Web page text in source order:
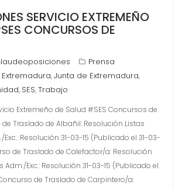
SERVICIO EXTREMEÑO
CONCURSOS DE
Prensa
Extremadura,Junta de Extremadura,
, SES,Trabajo
Extremeño de Salud #SES Concursos de
Traslado de Albañil: Resolución Listas
Resolución 31-03-15 (Publicado el 31-03-
de Traslado de Calefactor/a: Resolución
Adm./Exc.: Resolución 31-03-15 (Publicado el
de Traslado de Carpintero/a: